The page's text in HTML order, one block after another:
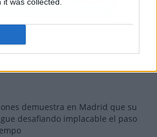
demuestra en Madrid que su
desafiando implacable el paso